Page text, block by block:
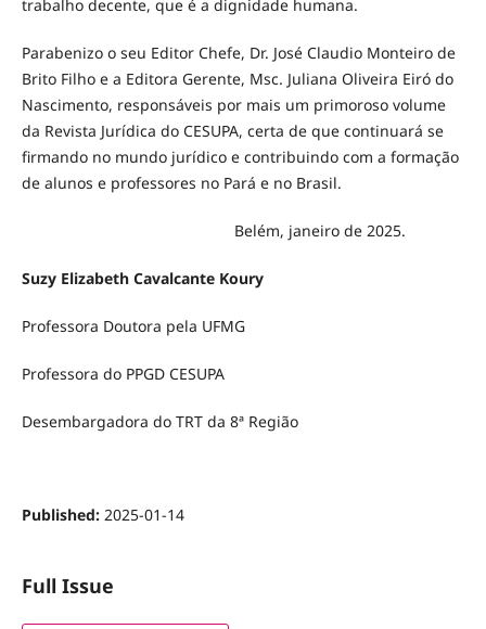
trabalho decente, que é a dignidade humana.
Parabenizo o seu Editor Chefe, Dr. José Claudio Monteiro de
Brito Filho e a Editora Gerente, Msc. Juliana Oliveira Eiró do
Nascimento, responsáveis por mais um primoroso volume
da Revista Jurídica do CESUPA, certa de que continuará se
firmando no mundo jurídico e contribuindo com a formação
de alunos e professores no Pará e no Brasil.
Belém, janeiro de 2025.
Suzy Elizabeth Cavalcante Koury
Professora Doutora pela UFMG
Professora do PPGD CESUPA
Desembargadora do TRT da 8ª Região
Published: 2025-01-14
Full Issue